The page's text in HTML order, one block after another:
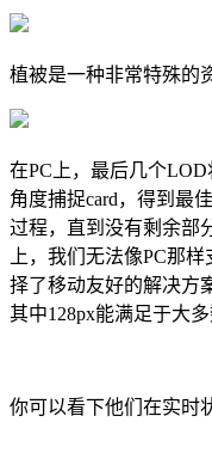
植被是一种非常特殊的
在PC上，最后几个LOD
角度捕捉card，得到最
过程，直到没有剩余部
上，我们无法像PC那
择了移动友好的解决方
其中128px能满足于大多
你可以看下他们在实时